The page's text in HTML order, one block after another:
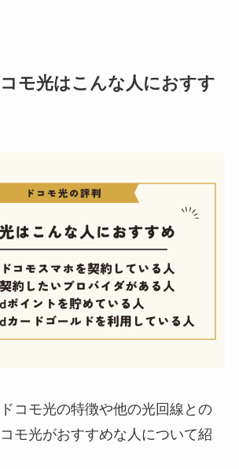
モ光はこんな人におすす
コモ光の特徴や他の光回線との
モ光がおすすめな人について紹